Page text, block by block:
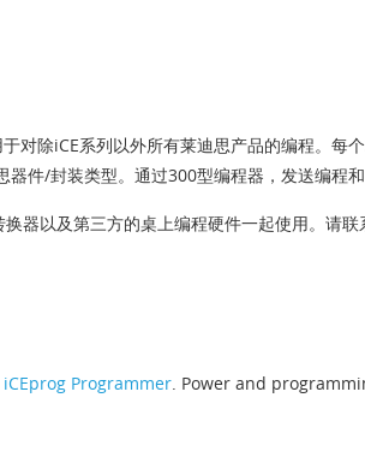
于对除iCE系列以外所有莱迪思产品的编程。
件/封装类型。通过300型编程器，发送编程
器以及第三方的桌上编程硬件一起使用。请
iCEprog Programmer. Power and